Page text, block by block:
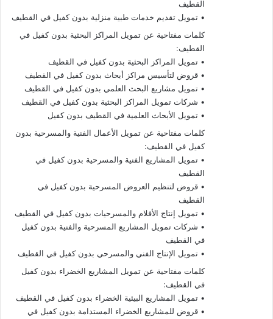
القطيف
• تمويل تقديم خدمات طبية منزلية بدون كفيل في القطيف
كلمات مفتاحية عن تمويل المراكز البحثية بدون كفيل في
القطيف:
• تمويل المراكز البحثية بدون كفيل في القطيف
• قروض لتأسيس مراكز أبحاث بدون كفيل في القطيف
• تمويل مشاريع البحث العلمي بدون كفيل في القطيف
• شركات تمويل المراكز البحثية بدون كفيل في القطيف
• تمويل الأبحاث العلمية في القطيف بدون كفيل
كلمات مفتاحية عن تمويل الأعمال الفنية والمسرحية بدون
كفيل في القطيف:
• تمويل المشاريع الفنية والمسرحية بدون كفيل في
القطيف
• قروض لتنظيم العروض المسرحية بدون كفيل في
القطيف
• تمويل إنتاج الأفلام والمسرحيات بدون كفيل في القطيف
• شركات تمويل المشاريع المسرحية والفنية بدون كفيل
في القطيف
• تمويل الإنتاج الفني والمسرحي بدون كفيل في القطيف
كلمات مفتاحية عن تمويل المشاريع الخضراء بدون كفيل
في القطيف:
• تمويل المشاريع البيئية الخضراء بدون كفيل في القطيف
• قروض للمشاريع الخضراء المستدامة بدون كفيل في